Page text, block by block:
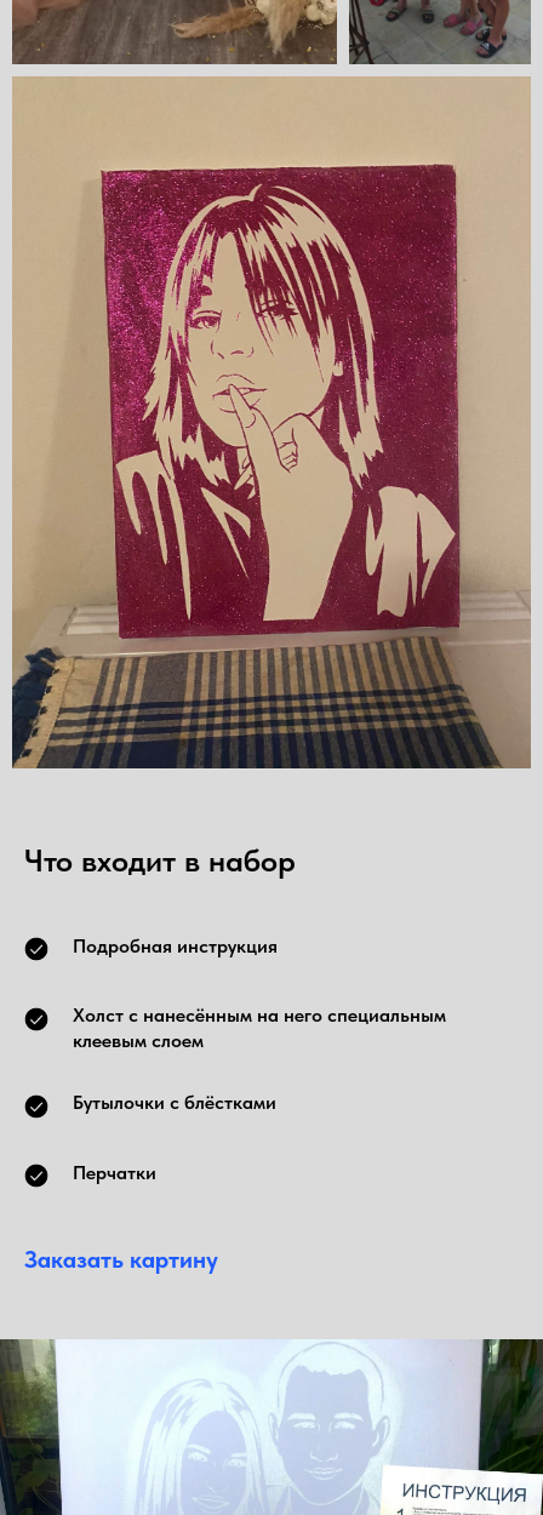
Что входит в набор
Подробная инструкция
Холст с нанесённым на него специальным
клеевым слоем
Бутылочки с блёстками
Перчатки
Заказать картину